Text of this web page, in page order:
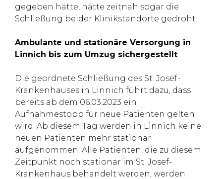
gegeben hätte, hätte zeitnah sogar die
Schließung beider Klinikstandorte gedroht.
Ambulante und stationäre Versorgung in
Linnich bis zum Umzug sichergestellt
Die geordnete Schließung des St. Josef-
Krankenhauses in Linnich führt dazu, dass
bereits ab dem 06.03.2023 ein
Aufnahmestopp für neue Patienten gelten
wird. Ab diesem Tag werden in Linnich keine
neuen Patienten mehr stationär
aufgenommen. Alle Patienten, die zu diesem
Zeitpunkt noch stationär im St. Josef-
Krankenhaus behandelt werden, werden